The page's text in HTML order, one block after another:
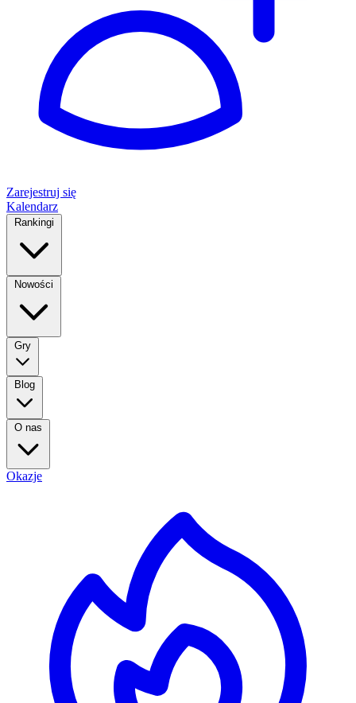
Zarejestruj się
Kalendarz
Rankingi
Nowości
Gry
Blog
O nas
Okazje